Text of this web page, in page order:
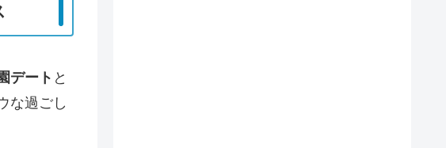
デート と
な過ごし